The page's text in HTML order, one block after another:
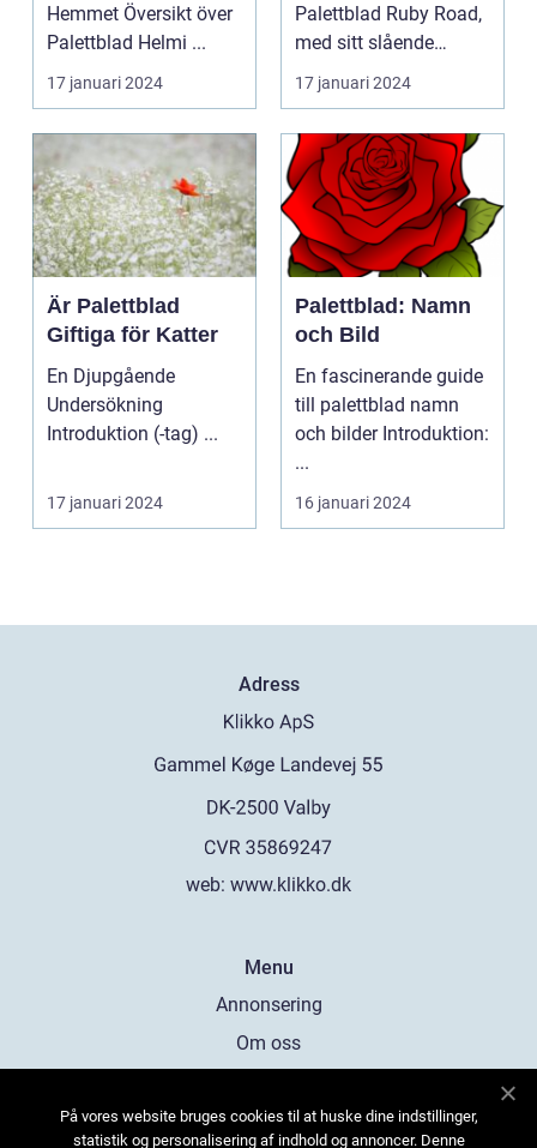
Hemmet Översikt över
Palettblad Helmi ...
17 januari 2024
Palettblad Ruby Road,
med sitt slående
utseende och
färgsprakan...
17 januari 2024
Är Palettblad
Giftiga för Katter
En Djupgående
Undersökning
Introduktion (-tag) ...
17 januari 2024
Palettblad: Namn
och Bild
En fascinerande guide
till palettblad namn
och bilder Introduktion:
...
16 januari 2024
Adress
web: www.klikko.dk
Menu
Annonsering
Om oss
Kontakta oss
På vores website bruges cookies til at huske dine indstillinger,
statistik og personalisering af indhold og annoncer. Denne